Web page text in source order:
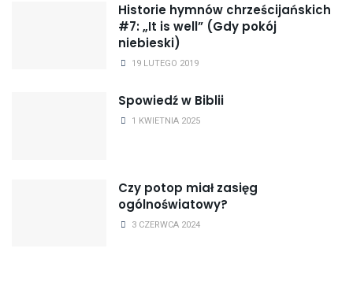
Historie hymnów chrześcijańskich
#7: „It is well” (Gdy pokój
niebieski)
19 LUTEGO 2019
Spowiedź w Biblii
1 KWIETNIA 2025
Czy potop miał zasięg
ogólnoświatowy?
3 CZERWCA 2024